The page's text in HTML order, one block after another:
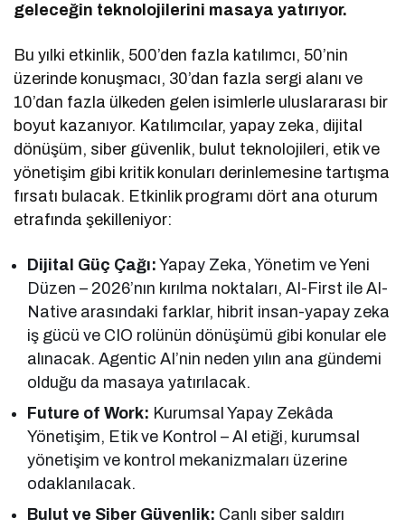
geleceğin teknolojilerini masaya yatırıyor.
Bu yılki etkinlik, 500’den fazla katılımcı, 50’nin
üzerinde konuşmacı, 30’dan fazla sergi alanı ve
10’dan fazla ülkeden gelen isimlerle uluslararası bir
boyut kazanıyor. Katılımcılar, yapay zeka, dijital
dönüşüm, siber güvenlik, bulut teknolojileri, etik ve
yönetişim gibi kritik konuları derinlemesine tartışma
fırsatı bulacak. Etkinlik programı dört ana oturum
etrafında şekilleniyor:
Dijital Güç Çağı: Yapay Zeka, Yönetim ve Yeni
Düzen – 2026’nın kırılma noktaları, AI-First ile AI-
Native arasındaki farklar, hibrit insan-yapay zeka
iş gücü ve CIO rolünün dönüşümü gibi konular ele
alınacak. Agentic AI’nin neden yılın ana gündemi
olduğu da masaya yatırılacak.
Future of Work: Kurumsal Yapay Zekâda
Yönetişim, Etik ve Kontrol – AI etiği, kurumsal
yönetişim ve kontrol mekanizmaları üzerine
odaklanılacak.
Bulut ve Siber Güvenlik: Canlı siber saldırı